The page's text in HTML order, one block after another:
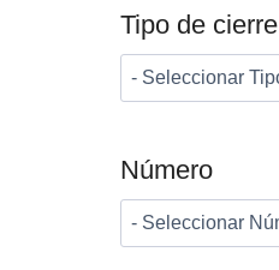
Tipo de cierre
Número